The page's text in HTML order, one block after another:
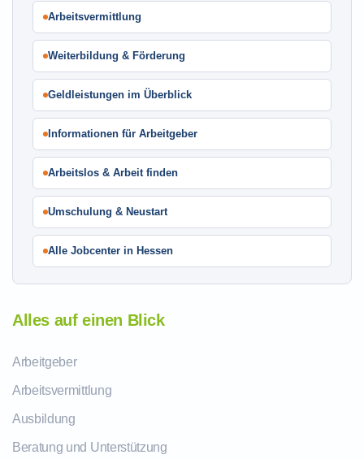
Arbeitsvermittlung
Weiterbildung & Förderung
Geldleistungen im Überblick
Informationen für Arbeitgeber
Arbeitslos & Arbeit finden
Umschulung & Neustart
Alle Jobcenter in Hessen
Alles auf einen Blick
Arbeitgeber
Arbeitsvermittlung
Ausbildung
Beratung und Unterstützung